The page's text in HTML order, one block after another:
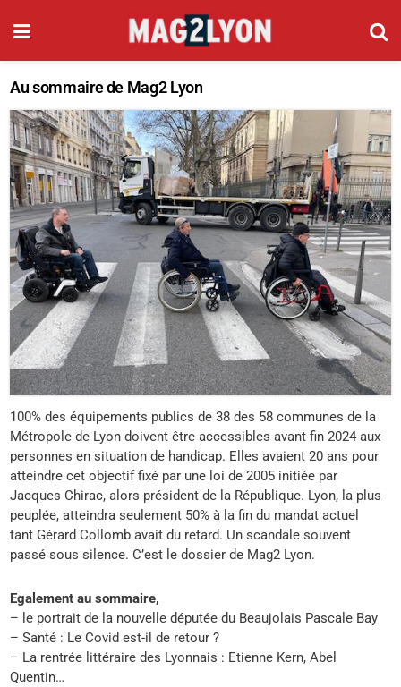
Au sommaire de Mag2 Lyon
100% des équipements publics de 38 des 58 communes de la
Métropole de Lyon doivent être accessibles avant fin 2024 aux
personnes en situation de handicap. Elles avaient 20 ans pour
atteindre cet objectif fixé par une loi de 2005 initiée par
Jacques Chirac, alors président de la République. Lyon, la plus
peuplée, atteindra seulement 50% à la fin du mandat actuel
tant Gérard Collomb avait du retard. Un scandale souvent
passé sous silence. C’est le dossier de Mag2 Lyon.
Egalement au sommaire,
– le portrait de la nouvelle députée du Beaujolais Pascale Bay
– Santé : Le Covid est-il de retour ?
– La rentrée littéraire des Lyonnais : Etienne Kern, Abel
Quentin…